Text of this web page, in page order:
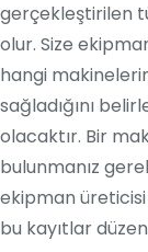
gerçekleştirilen
olur. Size
hangi
sağladığını
olacaktır. Bir
bulunmanız
ekipman
bu kayıtlar